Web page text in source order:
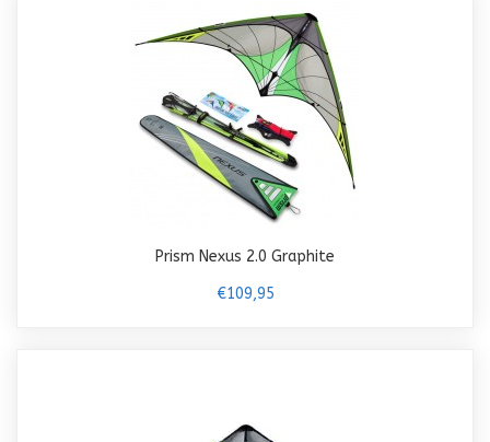
Prism Nexus 2.0 Graphite
€109,95